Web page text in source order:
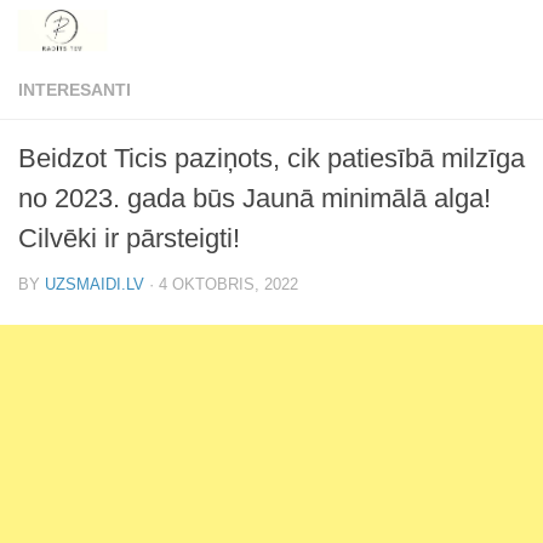
Skip to content
INTERESANTI
Beidzot Ticis paziņots, cik patiesībā milzīga
no 2023. gada būs Jaunā minimālā alga!
Cilvēki ir pārsteigti!
BY UZSMAIDI.LV · 4 OKTOBRIS, 2022